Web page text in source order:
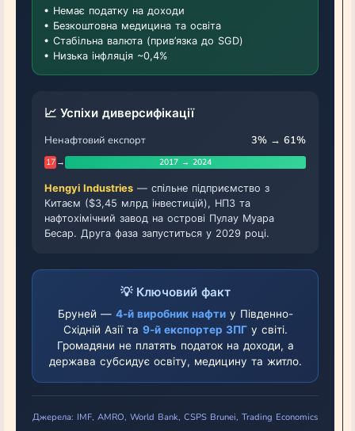
• Немає податку на доходи
• Безкоштовна медицина та освіта
• Стабільна валюта (прив’язка до SGD)
• Низька інфляція ~0,4%
📈 Успіхи диверсифікації
Ненафтовий експорт 3% → 61%
17 → 2017 → 2024
Hengyi Industries — спільне підприємство з
Китаєм ($3,45 млрд інвестицій), НПЗ та
нафтохімічний завод на острові Пулау Муара
Бесар. Друга фаза запуститься у 2029 році.
💡 Ключовий факт
Бруней — 4-й виробник нафтиу Південно-
Східній Азії та 9-й експортер ЗПГу світі.
Громадяни не платять податок на доходи, а
держава субсидує освіту, медицину та житло.
Джерела: IMF, AMRO, World Bank, CSPS Brunei, Trading Economics